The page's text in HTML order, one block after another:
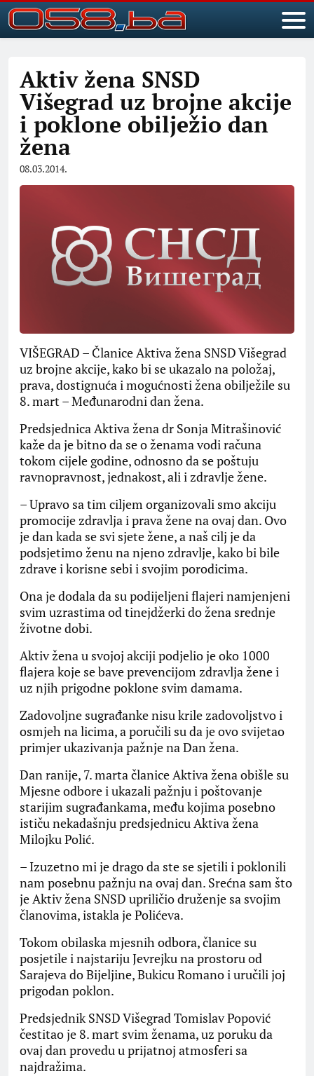
Aktiv žena SNSD
Višegrad uz brojne akcije
i poklone obilježio dan
žena
08.03.2014.
VIŠEGRAD – Članice Aktiva žena SNSD Višegrad
uz brojne akcije, kako bi se ukazalo na položaj,
prava, dostignuća i mogućnosti žena obilježile su
8. mart – Međunarodni dan žena.
Predsjednica Aktiva žena dr Sonja Mitrašinović
kaže da je bitno da se o ženama vodi računa
tokom cijele godine, odnosno da se poštuju
ravnopravnost, jednakost, ali i zdravlje žene.
– Upravo sa tim ciljem organizovali smo akciju
promocije zdravlja i prava žene na ovaj dan. Ovo
je dan kada se svi sjete žene, a naš cilj je da
podsjetimo ženu na njeno zdravlje, kako bi bile
zdrave i korisne sebi i svojim porodicima.
Ona je dodala da su podijeljeni flajeri namjenjeni
svim uzrastima od tinejdžerki do žena srednje
životne dobi.
Aktiv žena u svojoj akciji podjelio je oko 1000
flajera koje se bave prevencijom zdravlja žene i
uz njih prigodne poklone svim damama.
Zadovoljne sugrađanke nisu krile zadovoljstvo i
osmjeh na licima, a poručili su da je ovo svijetao
primjer ukazivanja pažnje na Dan žena.
Dan ranije, 7. marta članice Aktiva žena obišle su
Mjesne odbore i ukazali pažnju i poštovanje
starijim sugrađankama, među kojima posebno
ističu nekadašnju predsjednicu Aktiva žena
Milojku Polić.
– Izuzetno mi je drago da ste se sjetili i poklonili
nam posebnu pažnju na ovaj dan. Srećna sam što
je Aktiv žena SNSD upriličio druženje sa svojim
članovima, istakla je Polićeva.
Tokom obilaska mjesnih odbora, članice su
posjetile i najstariju Jevrejku na prostoru od
Sarajeva do Bijeljine, Bukicu Romano i uručili joj
prigodan poklon.
Predsjednik SNSD Višegrad Tomislav Popović
čestitao je 8. mart svim ženama, uz poruku da
ovaj dan provedu u prijatnoj atmosferi sa
najdražima.